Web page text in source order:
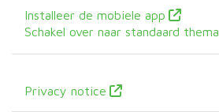
Installeer de mobiele app
Schakel over naar standaard thema
Privacy notice